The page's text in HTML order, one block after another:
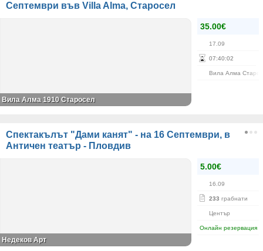
Септември във Villa Alma, Старосел
35.00€
17.09
07:40:01
Вила Алма
Вила Алма 1910 Старосел
Спектакълът "Дами канят" - на 16 Септември, в
Античен театър - Пловдив
5.00€
16.09
233 грабнати
Център
Онлайн резервация
Недеков Арт